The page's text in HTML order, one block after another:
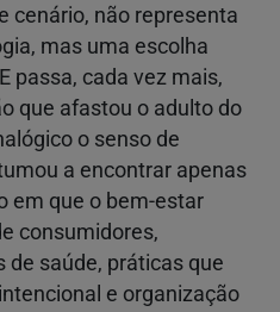
cenário, não representa
mas uma escolha
passa, cada vez mais,
que afastou o adulto do
o senso de
a encontrar apenas
em que o bem-estar
consumidores,
de saúde, práticas que
e organização